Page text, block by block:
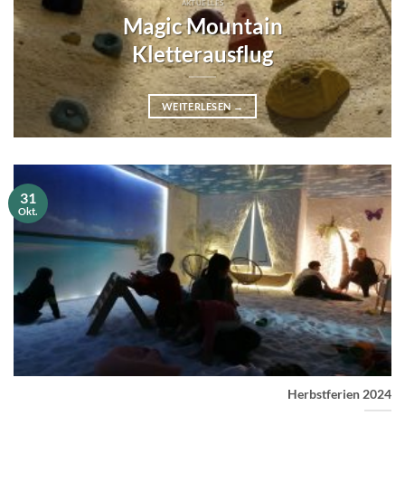
AKTUELLES
Magic Mountain
Kletterausflug
WEITERLESEN→
Herbstferien 2024
31
Okt.